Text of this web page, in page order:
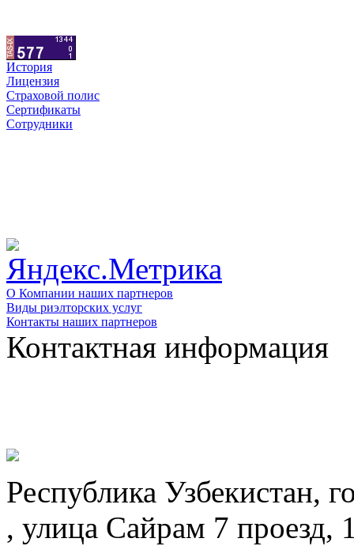
История
Лицензия
Страховой полис
Сертификаты
Сотрудники
О Компании наших партнеров
Виды риэлторских услуг
Контакты наших партнеров
Контактная информация
Республика Узбекистан,
, улица Сайрам 7 проезд,